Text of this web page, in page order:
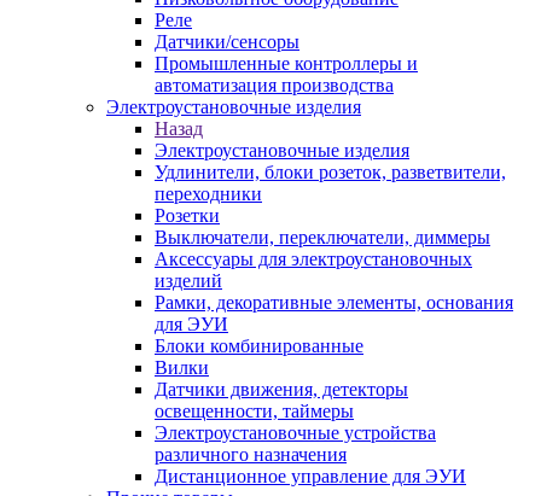
Реле
Датчики/сенсоры
Промышленные контроллеры и
автоматизация производства
Электроустановочные изделия
Назад
Электроустановочные изделия
Удлинители, блоки розеток, разветвители,
переходники
Розетки
Выключатели, переключатели, диммеры
Аксессуары для электроустановочных
изделий
Рамки, декоративные элементы, основания
для ЭУИ
Блоки комбинированные
Вилки
Датчики движения, детекторы
освещенности, таймеры
Электроустановочные устройства
различного назначения
Дистанционное управление для ЭУИ